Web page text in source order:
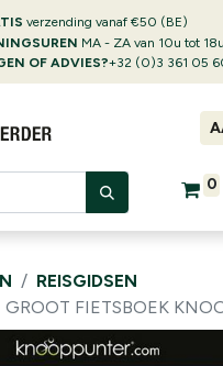
verzending vanaf €50 (BE)
MA - ZA van 10u tot 18u
OF ADVIES?+32 (0)3 361 05
0
REISGIDSEN
FIETSBOEK